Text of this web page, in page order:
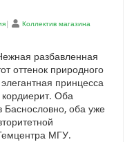
|
Коллектив магазина
разбавленная
оттенок природного
принцесса
Оба
Баснословно, оба уже
МГУ.